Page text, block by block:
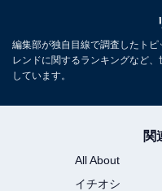
編集部が独自目線で調査したト
レンドに関するランキングなど
しています。
関
All About
イチオシ